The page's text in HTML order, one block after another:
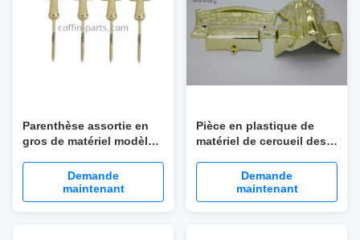
Parenthèse assortie en
gros de matériel modèle
fournisseurs de
garnitures de cercueil de
vis
Demande
maintenant
Pièce en plastique de
matériel de cercueil des
cercueil de cercueil
Demande
maintenant